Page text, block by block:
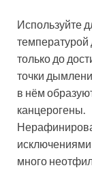
Используйте
только до
точки
в нём
канцерогены.
много